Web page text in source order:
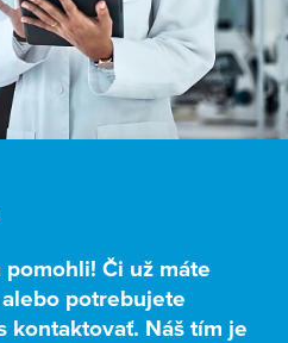
pomohli! Či už máte
potrebujete
kontaktovať. Náš tím je